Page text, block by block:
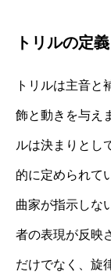
トリルの定
トリルは主音と
飾と動きを与え
ルは決まりとし
的に定められて
曲家が指示しな
者の表現が反映
だけでなく、旋